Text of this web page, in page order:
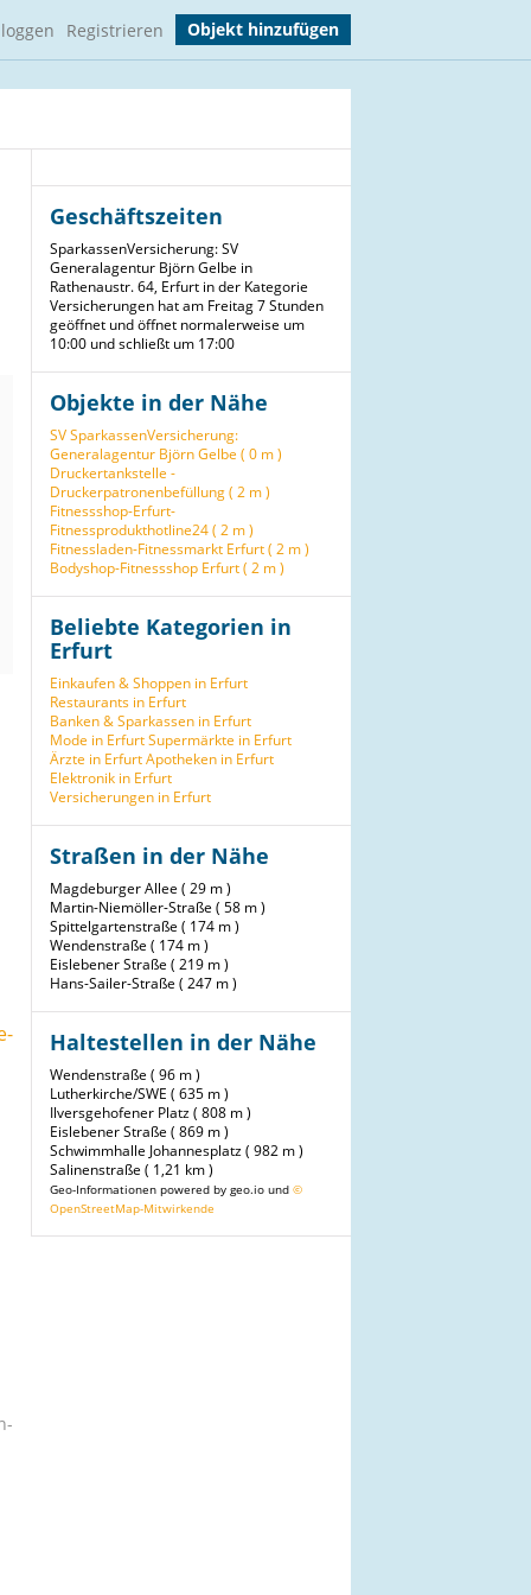
Registrieren Objekt hinzufügen
Geschäftszeiten
SparkassenVersicherung: SV
Generalagentur Björn Gelbe in
Rathenaustr. 64, Erfurt in der Kategorie
Versicherungen hat am Freitag 7 Stunden
geöffnet und öffnet normalerweise um
10:00 und schließt um 17:00
Objekte in der Nähe
SV SparkassenVersicherung:
Generalagentur Björn Gelbe ( 0 m )
Druckertankstelle -
Druckerpatronenbefüllung ( 2 m )
Fitnessshop-Erfurt-
Fitnessprodukthotline24 ( 2 m )
Fitnessladen-Fitnessmarkt Erfurt ( 2 m )
Bodyshop-Fitnessshop Erfurt ( 2 m )
Beliebte Kategorien in
Erfurt
Einkaufen & Shoppen in Erfurt
Restaurants in Erfurt
Banken & Sparkassen in Erfurt
Mode in ErfurtSupermärkte in Erfurt
Ärzte in ErfurtApotheken in Erfurt
Elektronik in Erfurt
Versicherungen in Erfurt
Straßen in der Nähe
Magdeburger Allee ( 29 m )
Martin-Niemöller-Straße ( 58 m )
Spittelgartenstraße ( 174 m )
Wendenstraße ( 174 m )
Eislebener Straße ( 219 m )
Hans-Sailer-Straße ( 247 m )
Haltestellen in der Nähe
Wendenstraße ( 96 m )
Lutherkirche/SWE ( 635 m )
Ilversgehofener Platz ( 808 m )
Eislebener Straße ( 869 m )
Schwimmhalle Johannesplatz ( 982 m )
Salinenstraße ( 1,21 km )
Geo-Informationen powered by geo.io und ©
OpenStreetMap-Mitwirkende